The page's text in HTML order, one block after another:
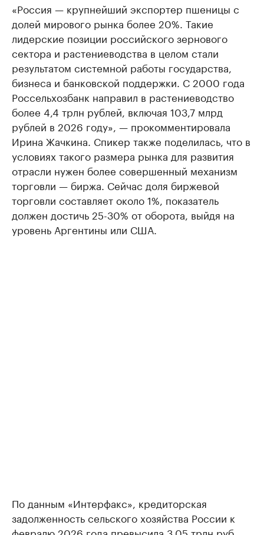
«Россия — крупнейший экспортер пшеницы с
долей мирового рынка более 20%. Такие
лидерские позиции российского зернового
сектора и растениеводства в целом стали
результатом системной работы государства,
бизнеса и банковской поддержки. С 2000 года
Россельхозбанк направил в растениеводство
более 4,4 трлн рублей, включая 103,7 млрд
рублей в 2026 году», — прокомментировала
Ирина Жачкина. Спикер также поделилась, что в
условиях такого размера рынка для развития
отрасли нужен более совершенный механизм
торговли — биржа. Сейчас доля биржевой
торговли составляет около 1%, показатель
должен достичь 25-30% от оборота, выйдя на
уровень Аргентины или США.
По данным «Интерфакс», кредиторская
задолженность сельского хозяйства России к